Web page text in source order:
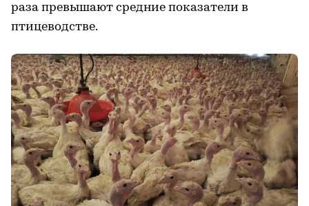
раза превышают средние показатели в
птицеводстве.